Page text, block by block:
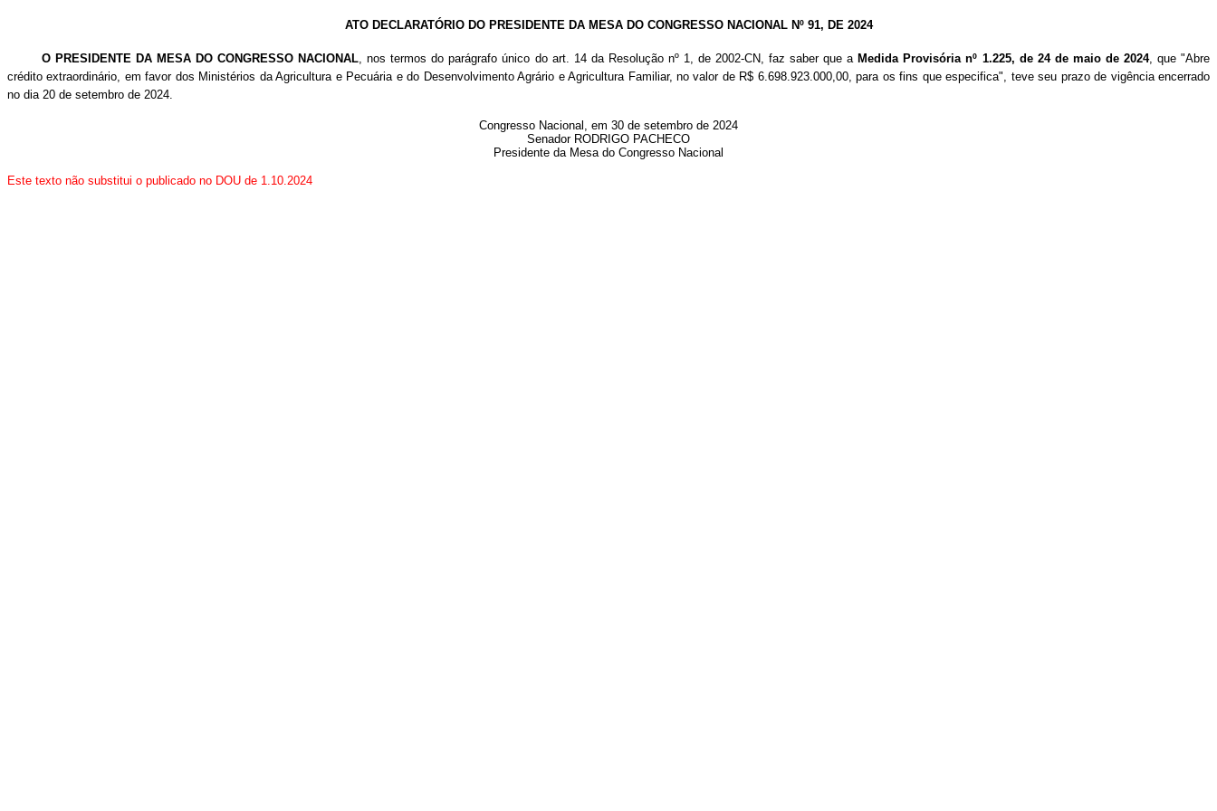
ATO DECLARATÓRIO DO PRESIDENTE DA MESA DO CONGRESSO NACIONAL Nº 91, DE 2024
O PRESIDENTE DA MESA DO CONGRESSO NACIONAL, nos termos do parágrafo único do art. 14 da Resolução nº 1, de 2002-CN, faz saber que a Medida Provisória nº 1.225, de 24 de maio de 2024, que "Abre
crédito extraordinário, em favor dos Ministérios da Agricultura e Pecuária e do Desenvolvimento Agrário e Agricultura Familiar, no valor de R$ 6.698.923.000,00, para os fins que especifica", teve seu prazo de vigência encerrado
no dia 20 de setembro de 2024.
Congresso Nacional, em 30 de setembro de 2024
Senador RODRIGO PACHECO
Presidente da Mesa do Congresso Nacional
Este texto não substitui o publicado no DOU de 1.10.2024